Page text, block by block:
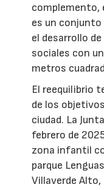
complemento,
es un
el desarrollo
sociales con
metros
El reequilibrio
de los
ciudad. La
febrero de
zona infantil
parque
Villaverde